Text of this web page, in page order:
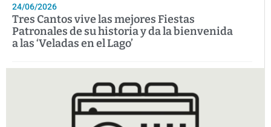
24/06/2026
Tres Cantos vive las mejores Fiestas
Patronales de su historia y da la bienvenida
a las ‘Veladas en el Lago’